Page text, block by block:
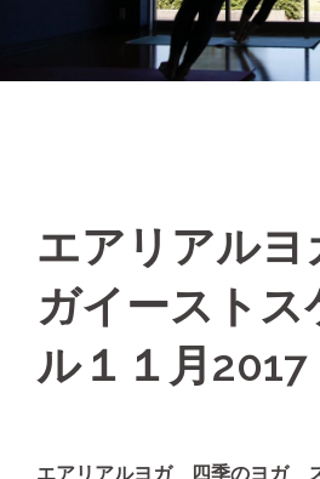
エアリアルヨ
ガイーストス
ル１１月2017
エアリアルヨガ 四季のヨガ